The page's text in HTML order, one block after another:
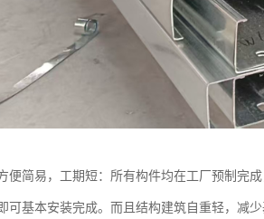
便简易，工期短：所有构件均在工厂预制完
可基本安装完成。而且结构建筑自重轻，减